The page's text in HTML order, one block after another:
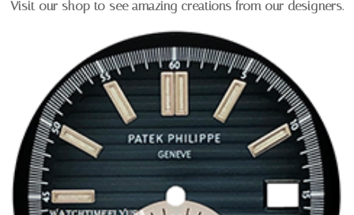
Visit our shop to see amazing creations from our designers.